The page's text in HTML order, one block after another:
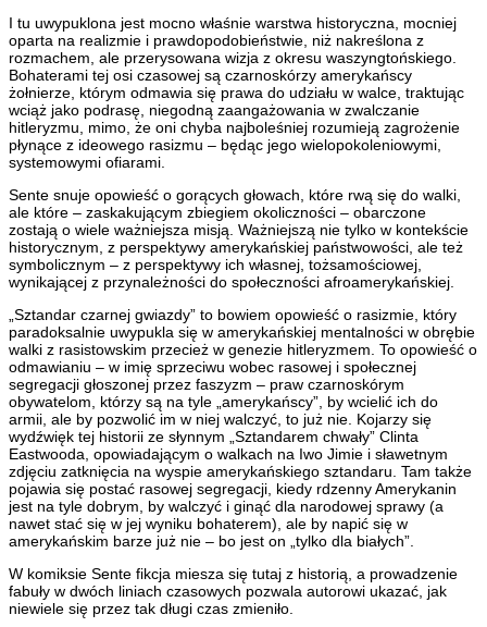
I tu uwypuklona jest mocno właśnie warstwa historyczna, mocniej
oparta na realizmie i prawdopodobieństwie, niż nakreślona z
rozmachem, ale przerysowana wizja z okresu waszyngtońskiego.
Bohaterami tej osi czasowej są czarnoskórzy amerykańscy
żołnierze, którym odmawia się prawa do udziału w walce, traktując
wciąż jako podrasę, niegodną zaangażowania w zwalczanie
hitleryzmu, mimo, że oni chyba najboleśniej rozumieją zagrożenie
płynące z ideowego rasizmu – będąc jego wielopokoleniowymi,
systemowymi ofiarami.
Sente snuje opowieść o gorących głowach, które rwą się do walki,
ale które – zaskakującym zbiegiem okoliczności – obarczone
zostają o wiele ważniejsza misją. Ważniejszą nie tylko w kontekście
historycznym, z perspektywy amerykańskiej państwowości, ale też
symbolicznym – z perspektywy ich własnej, tożsamościowej,
wynikającej z przynależności do społeczności afroamerykańskiej.
„Sztandar czarnej gwiazdy” to bowiem opowieść o rasizmie, który
paradoksalnie uwypukla się w amerykańskiej mentalności w obrębie
walki z rasistowskim przecież w genezie hitleryzmem. To opowieść o
odmawianiu – w imię sprzeciwu wobec rasowej i społecznej
segregacji głoszonej przez faszyzm – praw czarnoskórym
obywatelom, którzy są na tyle „amerykańscy”, by wcielić ich do
armii, ale by pozwolić im w niej walczyć, to już nie. Kojarzy się
wydźwięk tej historii ze słynnym „Sztandarem chwały” Clinta
Eastwooda, opowiadającym o walkach na Iwo Jimie i sławetnym
zdjęciu zatknięcia na wyspie amerykańskiego sztandaru. Tam także
pojawia się postać rasowej segregacji, kiedy rdzenny Amerykanin
jest na tyle dobrym, by walczyć i ginąć dla narodowej sprawy (a
nawet stać się w jej wyniku bohaterem), ale by napić się w
amerykańskim barze już nie – bo jest on „tylko dla białych”.
W komiksie Sente fikcja miesza się tutaj z historią, a prowadzenie
fabuły w dwóch liniach czasowych pozwala autorowi ukazać, jak
niewiele się przez tak długi czas zmieniło.